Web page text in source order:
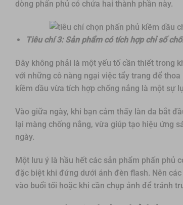
dòng phấn phủ có chứa hai thành phần này.
Tiêu chí 3: Sản phẩm có tích hợp chỉ số
Đây không phải là một yếu tố cần thiết trong
với những cô nàng ngại việc tẩy trang để
kiềm dầu vừa tích hợp chống nắng là một sự
Vào giữa ngày, khi bạn cảm thấy làn da bắt
lại màng chống nắng, vừa giúp tạo hiệu ứng
ngày.
Một lưu ý là hầu hết các sản phẩm phấn phủ
đặc biệt khi đứng dưới ánh đèn flash. Nên
vào buổi tối hoặc khi cần chụp ảnh để tránh